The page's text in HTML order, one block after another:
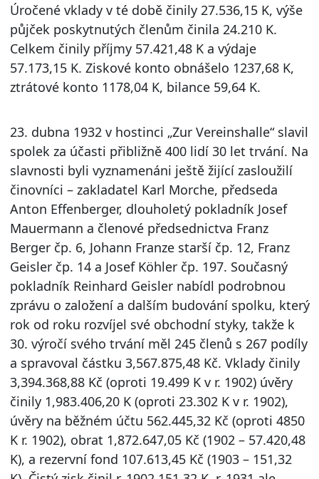
Úročené vklady v té době činily 27.536,15 K, výše
půjček poskytnutých členům činila 24.210 K.
Celkem činily příjmy 57.421,48 K a výdaje
57.173,15 K. Ziskové konto obnášelo 1237,68 K,
ztrátové konto 1178,04 K, bilance 59,64 K.
23. dubna 1932 v hostinci „Zur Vereinshalle“ slavil
spolek za účasti přibližně 400 lidí 30 let trvání. Na
slavnosti byli vyznamenáni ještě žijící zasloužilí
činovníci – zakladatel Karl Morche, předseda
Anton Effenberger, dlouholetý pokladník Josef
Mauermann a členové předsednictva Franz
Berger čp. 6, Johann Franze starší čp. 12, Franz
Geisler čp. 14 a Josef Köhler čp. 197. Současný
pokladník Reinhard Geisler nabídl podrobnou
zprávu o založení a dalším budování spolku, který
rok od roku rozvíjel své obchodní styky, takže k
30. výročí svého trvání měl 245 členů s 267 podíly
a spravoval částku 3,567.875,48 Kč. Vklady činily
3,394.368,88 Kč (oproti 19.499 K v r. 1902) úvěry
činily 1,983.406,20 K (oproti 23.302 K v r. 1902),
úvěry na běžném účtu 562.445,32 Kč (oproti 4850
K r. 1902), obrat 1,872.647,05 Kč (1902 – 57.420,48
K), a rezervní fond 107.613,45 Kč (1903 – 151,32